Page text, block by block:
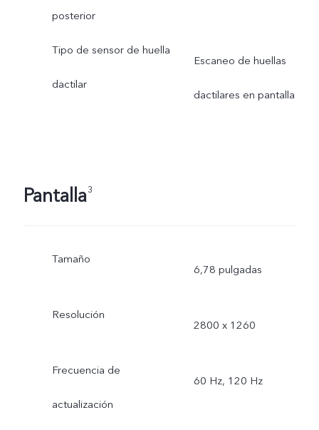
posterior
Tipo de sensor de huella
dactilar
Escaneo de huellas
dactilares en pantalla
Pantalla3
Tamaño
6,78 pulgadas
Resolución
2800 x 1260
Frecuencia de
actualización
60 Hz, 120 Hz